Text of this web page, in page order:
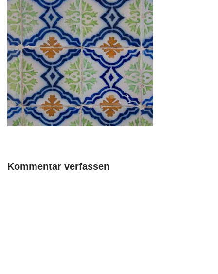
Kommentar verfassen